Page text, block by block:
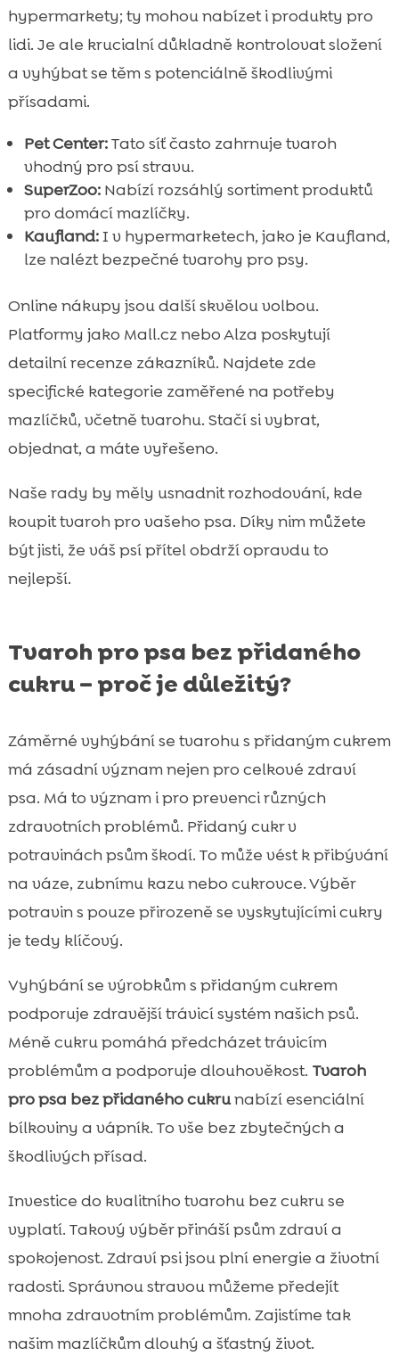
hypermarkety; ty mohou nabízet i produkty pro
lidi. Je ale krucialní důkladně kontrolovat složení
a vyhýbat se těm s potenciálně škodlivými
přísadami.
Pet Center:Tato síť často zahrnuje tvaroh
vhodný pro psí stravu.
SuperZoo:Nabízí rozsáhlý sortiment produktů
pro domácí mazlíčky.
Kaufland:I v hypermarketech, jako je Kaufland,
lze nalézt bezpečné tvarohy pro psy.
Online nákupy jsou další skvělou volbou.
Platformy jako Mall.cz nebo Alza poskytují
detailní recenze zákazníků. Najdete zde
specifické kategorie zaměřené na potřeby
mazlíčků, včetně tvarohu. Stačí si vybrat,
objednat, a máte vyřešeno.
Naše rady by měly usnadnit rozhodování, kde
koupit tvaroh pro vašeho psa. Díky nim můžete
být jisti, že váš psí přítel obdrží opravdu to
nejlepší.
Tvaroh pro psa bez přidaného
cukru – proč je důležitý?
Záměrné vyhýbání se tvarohu s přidaným cukrem
má zásadní význam nejen pro celkové zdraví
psa. Má to význam i pro prevenci různých
zdravotních problémů. Přidaný cukr v
potravinách psům škodí. To může vést k přibývání
na váze, zubnímu kazu nebo cukrovce. Výběr
potravin s pouze přirozeně se vyskytujícími cukry
je tedy klíčový.
Vyhýbání se výrobkům s přidaným cukrem
podporuje zdravější trávicí systém našich psů.
Méně cukru pomáhá předcházet trávicím
problémům a podporuje dlouhověkost. Tvaroh
pro psa bez přidaného cukrunabízí esenciální
bílkoviny a vápník. To vše bez zbytečných a
škodlivých přísad.
Investice do kvalitního tvarohu bez cukru se
vyplatí. Takový výběr přináší psům zdraví a
spokojenost. Zdraví psi jsou plní energie a životní
radosti. Správnou stravou můžeme předejít
mnoha zdravotním problémům. Zajistíme tak
našim mazlíčkům dlouhý a šťastný život.